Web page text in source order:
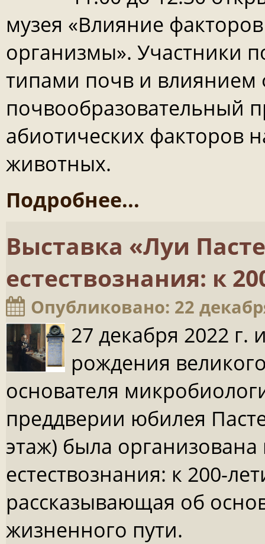
музея «Влияние
организмы». Участники
типами почв и влиянием
почвообразовательный
абиотических факторов
животных.
Подробнее...
Выставка «Луи
естествознания: к
Опубликовано: 22
27 декабря 2022 г.
рождения
основателя
преддверии юбилея
этаж) была
естествознания: к 200-
рассказывающая об
жизненного пути.